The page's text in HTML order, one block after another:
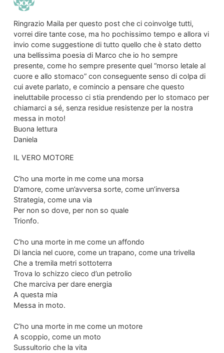
Ringrazio Maila per questo post che ci coinvolge tutti,
vorrei dire tante cose, ma ho pochissimo tempo e allora vi
invio come suggestione di tutto quello che è stato detto
una bellissima poesia di Marco che io ho sempre
presente, come ho sempre presente quel “morso letale al
cuore e allo stomaco” con conseguente senso di colpa di
cui avete parlato, e comincio a pensare che questo
ineluttabile processo ci stia prendendo per lo stomaco per
chiamarci a sé, senza residue resistenze per la nostra
messa in moto!
Buona lettura
Daniela
IL VERO MOTORE
C’ho una morte in me come una morsa
D’amore, come un’avversa sorte, come un’inversa
Strategia, come una via
Per non so dove, per non so quale
Trionfo.
C’ho una morte in me come un affondo
Di lancia nel cuore, come un trapano, come una trivella
Che a tremila metri sottoterra
Trova lo schizzo cieco d’un petrolio
Che marciva per dare energia
A questa mia
Messa in moto.
C’ho una morte in me come un motore
A scoppio, come un moto
Sussultorio che la vita